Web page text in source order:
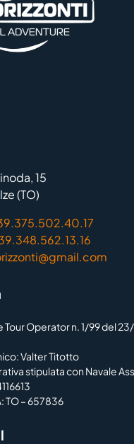
15
(TO)
Tour Operator n. 1/99 del
Valter Titotto
stipulata con Navale
TO – 657836